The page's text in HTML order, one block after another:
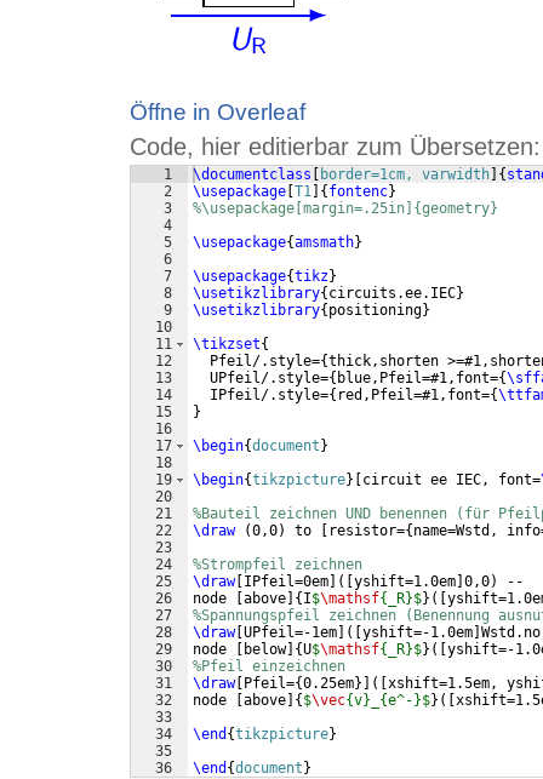
Öffne in Overleaf
Code, hier editierbar zum Übersetzen:
1
2
3
4
5
6
7
8
9
10
11
12
13
14
15
16
17
18
19
20
21
22
23
24
25
26
27
28
29
30
31
32
33
34
35
36
\documentclass border=1cm, varwidth {
\usepackage T1 { fontenc}
%\usepackage[margin=.25in]{geometry}
\usepackage{amsmath}
\usepackage{tikz}
\usetikzlibrary{ circuits.ee.IEC}
\usetikzlibrary{ positioning}
\tikzset{
  Pfeil/.style=
{thick,shorten
  UPfeil/.style=
{ blue,Pfeil=#1,font={
  IPfeil/.style=
{ red,Pfeil=#1,font={
}
\begin{document }
\begin{tikzpicture} circuit ee IEC, font=
%Bauteil zeichnen UND benennen (für
\draw
(0,0) to resistor={ name=Wstd,
%Strompfeil zeichnen
\draw[ IPfeil=0em ([ yshift=1.0em 0,0)
--
node
above { I$\mathsf{_R}$} ([
%Spannungspfeil zeichnen (Benennung
\draw[ UPfeil=-1em ([ yshift=-1.0em
node
below] {U$\mathsf{_R}$} ([ yshift=-
%Pfeil einzeichnen
\draw[ Pfeil={0.25em}] ([ xshift=1.5em,
node
above { $\vec{v}_{e^-}$} ([
\end {tikzpicture}
\end {document }